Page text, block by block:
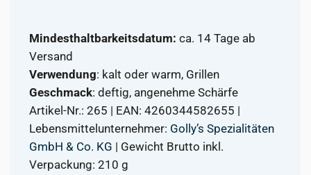
Mindesthaltbarkeitsdatum: ca. 14 Tage ab
Versand
Verwendung: kalt oder warm, Grillen
Geschmack: deftig, angenehme Schärfe
Artikel-Nr.: 265 | EAN: 4260344582655 |
Lebensmittelunternehmer: Golly’s Spezialitäten
GmbH & Co. KG | Gewicht Brutto inkl.
Verpackung: 210 g